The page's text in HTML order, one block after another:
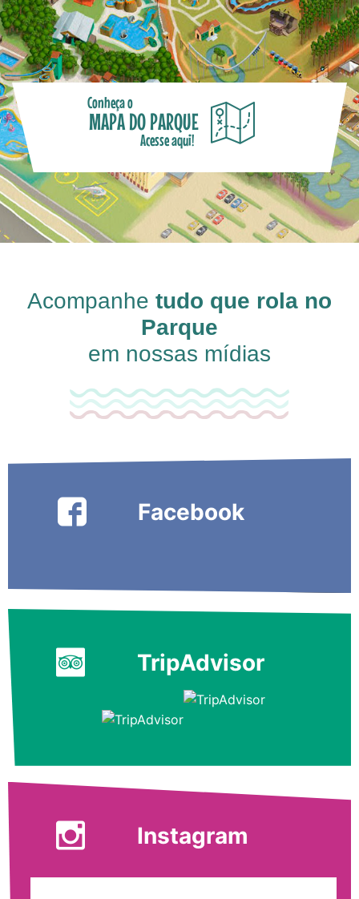
Conheça o
MAPA DO PARQUE
Acesse aqui!
Acompanhe tudo que rola no
Parque
em nossas mídias
Facebook
TripAdvisor
Instagram